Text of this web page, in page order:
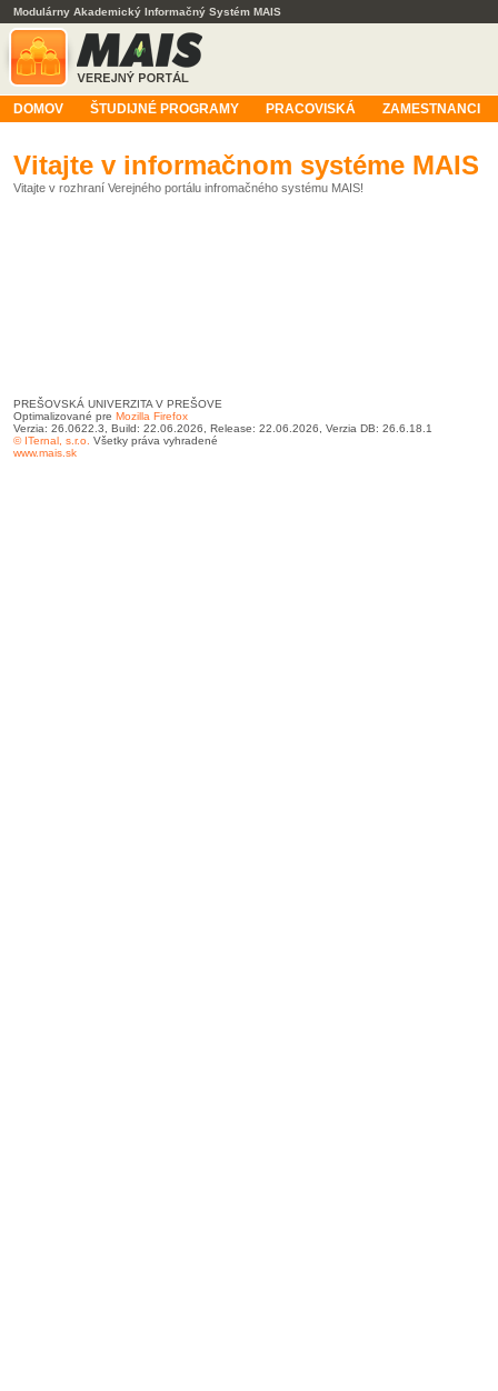
Modulárny Akademický Informačný Systém MAIS
DOMOV ŠTUDIJNÉ PROGRAMY PRACOVISKÁ ZAMESTNANCI
Vitajte v informačnom systéme MAIS
Vitajte v rozhraní Verejného portálu infromačného systému MAIS!
PREŠOVSKÁ UNIVERZITA V PREŠOVE
Optimalizované pre Mozilla Firefox
Verzia: 26.0622.3, Build: 22.06.2026, Release: 22.06.2026, Verzia DB: 26.6.18.1
© ITernal, s.r.o. Všetky práva vyhradené
www.mais.sk